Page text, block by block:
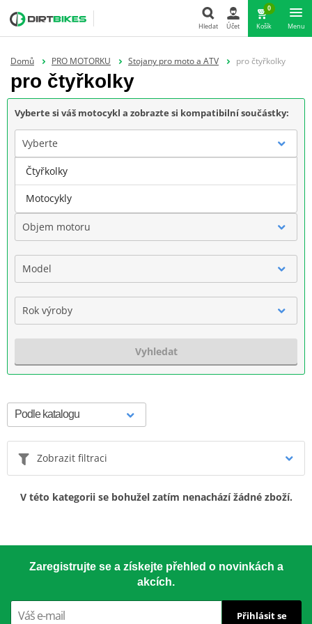
Hledat
Hledat Účet
0
Košík Menu
Domů PRO MOTORKU Stojany pro moto a ATV pro čtyřkolky
pro čtyřkolky
Vyberte si váš motocykl a zobrazte si kompatibilní součástky:
Vyberte
Značka
Objem motoru
Model
Rok výroby
Vyhledat
Zobrazit filtraci
V této kategorii se bohužel zatím nenachází žádné zboží.
Zaregistrujte se a získejte přehled o novinkách a
akcích.
Přihlásit se
Čtyřkolky
Motocykly